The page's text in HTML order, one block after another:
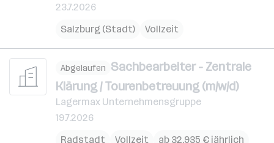
23.7.2026
Salzburg (Stadt)
Vollzeit
Abgelaufen Sachbearbeiter - Zentrale
Klärung / Tourenbetreuung (m/w/d)
Lagermax Unternehmensgruppe
19.7.2026
Radstadt
Vollzeit ab 32.935 € jährlich